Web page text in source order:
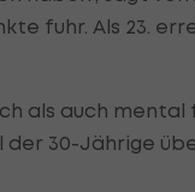
fuhr. Als 23.
als auch
30-Jährige